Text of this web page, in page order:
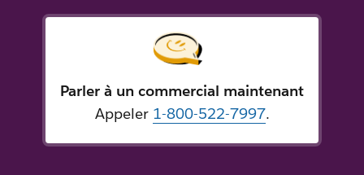
Parler à un commercial maintenant
Appeler 1-800-522-7997.